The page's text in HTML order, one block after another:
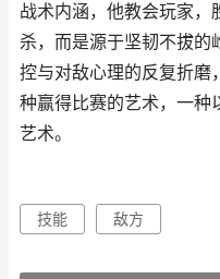
战术内涵，他教会玩家，
杀，而是源于坚韧不拔的
控与对敌心理的反复折磨
种赢得比赛的艺术，一种
艺术。
技能 敌方